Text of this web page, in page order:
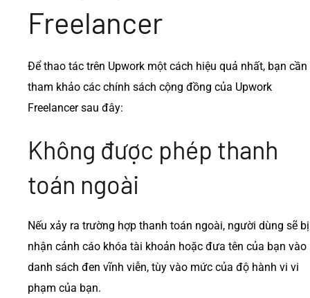
Freelancer
Để thao tác trên Upwork một cách hiệu quả nhất, bạn cần
tham khảo các chính sách cộng đồng của Upwork
Freelancer sau đây:
Không được phép thanh
toán ngoài
Nếu xảy ra trường hợp thanh toán ngoài, người dùng sẽ bị
nhận cảnh cáo khóa tài khoản hoặc đưa tên của bạn vào
danh sách đen vĩnh viễn, tùy vào mức của độ hành vi vi
phạm của bạn.